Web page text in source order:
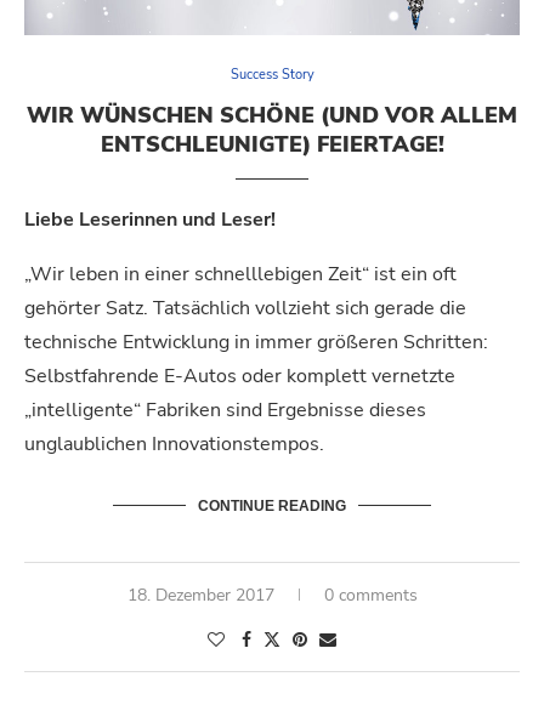
Success Story
WIR WÜNSCHEN SCHÖNE (UND VOR ALLEM
ENTSCHLEUNIGTE) FEIERTAGE!
Liebe Leserinnen und Leser!
„Wir leben in einer schnelllebigen Zeit“ ist ein oft
gehörter Satz. Tatsächlich vollzieht sich gerade die
technische Entwicklung in immer größeren Schritten:
Selbstfahrende E-Autos oder komplett vernetzte
„intelligente“ Fabriken sind Ergebnisse dieses
unglaublichen Innovationstempos.
CONTINUE READING
18. Dezember 2017 0 comments